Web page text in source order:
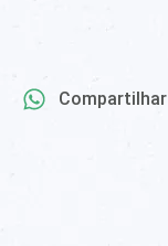
Compartilhar